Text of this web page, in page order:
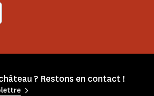
? Restons en contact !